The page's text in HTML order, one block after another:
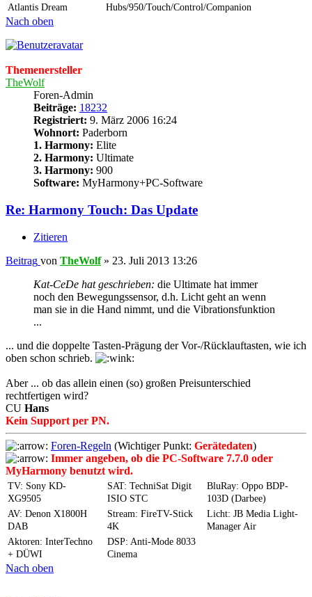
Atlantis Dream
Hubs/950/Touch/Control/Companion
Nach oben
Themenersteller
TheWolf
Foren-Admin
Beiträge: 18232
Registriert: 9. März 2006 16:24
Wohnort: Paderborn
1. Harmony: Elite
2. Harmony: Ultimate
3. Harmony: 900
Software: MyHarmony+PC-Software
Re: Harmony Touch: Das Update
Zitieren
Beitrag von TheWolf» 23. Juli 2013 13:26
Kat-CeDe hat geschrieben: die Ultimate hat immer
noch den Bewegungssensor, d.h. Licht geht an wenn
man sie in die Hand nimmt, und die Vibrationsfunktion
...
... und die doppelte Tasten-Prägung der Vor-/Rücklauftasten, wie ich
oben schon schrieb.
Aber ... ob das allein einen (so) großen Preisunterschied
rechtfertigen wird?
CU Hans
Kein Support per PN.
Foren-Regeln (Wichtiger Punkt: Gerätedaten)
Immer angeben, ob die PC-Software 7.7.0 oder
MyHarmony benutzt wird.
TV: Sony KD-
XG9505
SAT: TechniSat Digit
ISIO STC
BluRay: Oppo BDP-
103D (Darbee)
AV: Denon X1800H
DAB
Stream: FireTV-Stick
4K
Licht: JB Media Light-
Manager Air
Aktoren: InterTechno
+ DÜWI
DSP: Anti-Mode 8033
Cinema
Nach oben